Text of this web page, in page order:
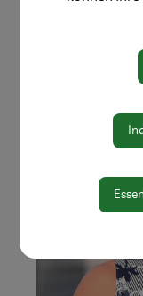
Referat Bildung